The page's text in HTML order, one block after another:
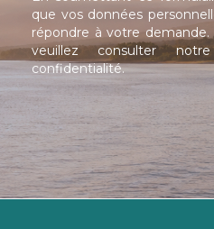
que vos données
répondre à votre demande.
veuillez consulter
confidentialité.